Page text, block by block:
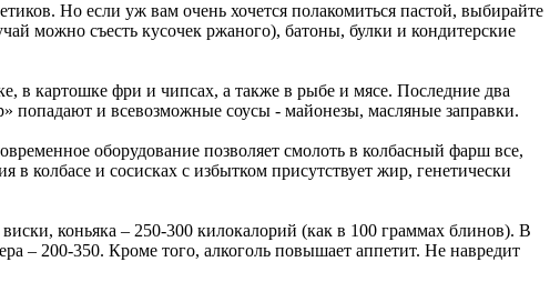
Но если уж вам очень хочется полакомиться пастой, выбирайте
можно съесть кусочек ржаного), батоны, булки и кондитерские
в картошке фри и чипсах, а также в рыбе и мясе. Последние два
попадают и всевозможные соусы - майонезы, масляные заправки.
оборудование позволяет смолоть в колбасный фарш все,
колбасе и сосисках с избытком присутствует жир, генетически
коньяка – 250-300 килокалорий (как в 100 граммах блинов). В
– 200-350. Кроме того, алкоголь повышает аппетит. Не навредит